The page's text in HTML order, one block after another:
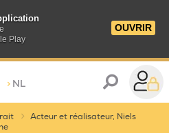
Play
OUVRIR
> NL
Acteur et réalisateur, Niels